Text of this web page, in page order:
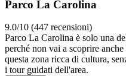
Parco La Carolina
9.0/10 (447 recensioni)
Parco La Carolina è solo una
perché non vai a scoprire
questa zona ricca di cultura,
i tour guidati dell'area.